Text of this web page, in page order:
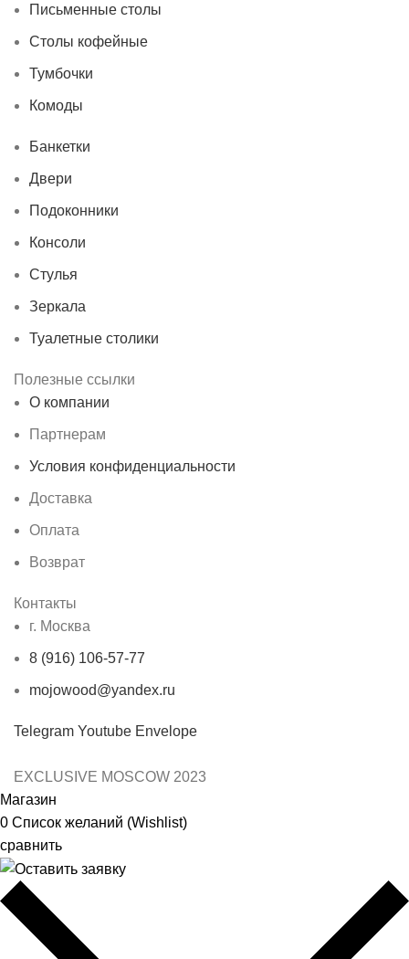
Письменные столы
Столы кофейные
Тумбочки
Комоды
Банкетки
Двери
Подоконники
Консоли
Стулья
Зеркала
Туалетные столики
Полезные ссылки
О компании
Партнерам
Условия конфиденциальности
Доставка
Оплата
Возврат
Контакты
г. Москва
8 (916) 106-57-77
mojowood@yandex.ru
Telegram Youtube Envelope
EXCLUSIVE MOSCOW 2023
Магазин
0 Список желаний (Wishlist)
сравнить